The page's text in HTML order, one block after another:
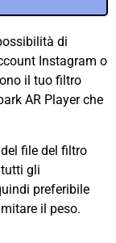
di
Instagram o
il tuo filtro
AR Player che
file del filtro
gli
preferibile
il peso.